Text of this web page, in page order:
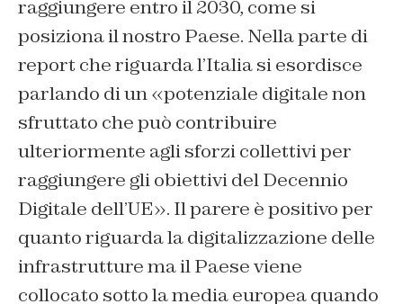
raggiungere entro il 2030, come si
posiziona il nostro Paese. Nella parte di
report che riguarda l’Italia si esordisce
parlando di un «potenziale digitale non
sfruttato che può contribuire
ulteriormente agli sforzi collettivi per
raggiungere gli obiettivi del Decennio
Digitale dell’UE». Il parere è positivo per
quanto riguarda la digitalizzazione delle
infrastrutture ma il Paese viene
collocato sotto la media europea quando